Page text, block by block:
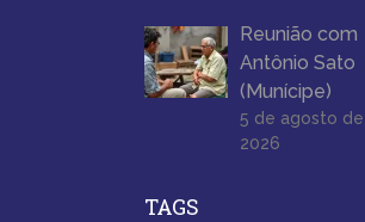
Reunião com
Antônio Sato
(Munícipe)
5 de agosto de
2026
TAGS